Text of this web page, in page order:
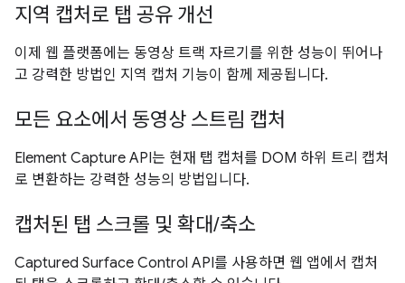
지역 캡처로 탭 공유 개선
이제 웹 플랫폼에는 동영상 트랙 자르기를 위한 성능이 뛰어나
고 강력한 방법인 지역 캡처 기능이 함께 제공됩니다.
모든 요소에서 동영상 스트림 캡처
Element Capture API는 현재 탭 캡처를 DOM 하위 트리 캡처
로 변환하는 강력한 성능의 방법입니다.
캡처된 탭 스크롤 및 확대/축소
Captured Surface Control API를 사용하면 웹 앱에서 캡처